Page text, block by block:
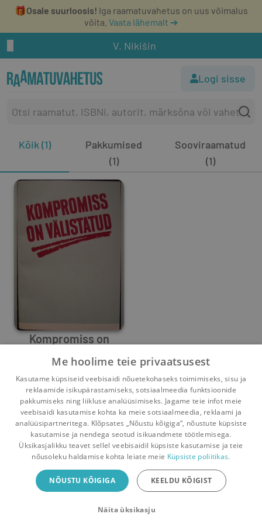
🎁Osale suurloosis! Iga raamatuvahetus on uus võimalus
võita. Vaata lähemalt ➔
V. Nikišin
Logi sisse
Kõik (1)
Pakkumised
(1)
Sooviraamatud
(1)
Kompromiss on
välistatud
6 1
Pealehele Ostukorv Sõnumid Teated Konto
Raamatuvahetuse mobiiliäpp
Vaheta raamatuid veelgi mugavamalt!
Me hoolime teie privaatsusest
Kasutame küpsiseid veebisaidi nõuetekohaseks toimimiseks, sisu ja
reklaamide isikupärastamiseks, sotsiaalmeedia funktsioonide
pakkumiseks ning liikluse analüüsimiseks. Jagame teie infot meie
veebisaidi kasutamise kohta ka meie sotsiaalmeedia, reklaami ja
analüüsipartneritega. Klõpsates „Nõustu kõigiga“, nõustute küpsiste
kasutamise ja nendega seotud isikuandmete töötlemisega.
Üksikasjalikku teavet sellel veebisaidil küpsiste kasutamise ja teie
nõusoleku haldamise kohta leiate meie Küpsiste poliitikas.
NÕUSTU KÕIGIGA KEELDU KÕIGIST
Näita üksikasju